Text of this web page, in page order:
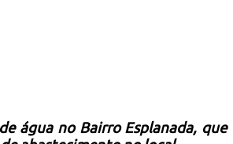
água no Bairro Esplanada, que